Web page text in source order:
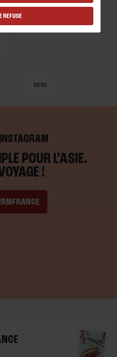
SAUCE KORMA 415G
POUR L’ASIE.
!
REFUSE